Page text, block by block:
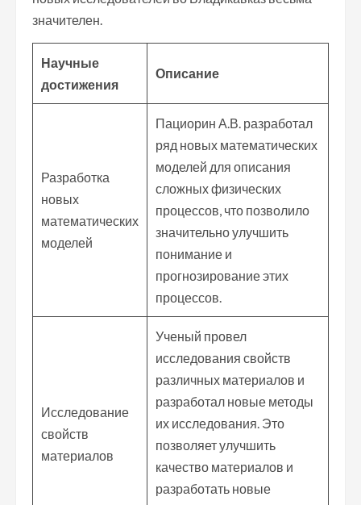
значителен.
Научные
достижения
Описание
Разработка
новых
математических
моделей
Пациорин А.В. разработал
ряд новых математических
моделей для описания
сложных физических
процессов, что позволило
значительно улучшить
понимание и
прогнозирование этих
процессов.
Исследование
свойств
материалов
Ученый провел
исследования свойств
различных материалов и
разработал новые методы
их исследования. Это
позволяет улучшить
качество материалов и
разработать новые